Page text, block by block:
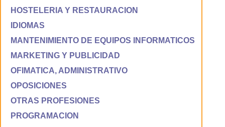
HOSTELERIA Y RESTAURACION
IDIOMAS
MANTENIMIENTO DE EQUIPOS INFORMATICOS
MARKETING Y PUBLICIDAD
OFIMATICA, ADMINISTRATIVO
OPOSICIONES
OTRAS PROFESIONES
PROGRAMACION